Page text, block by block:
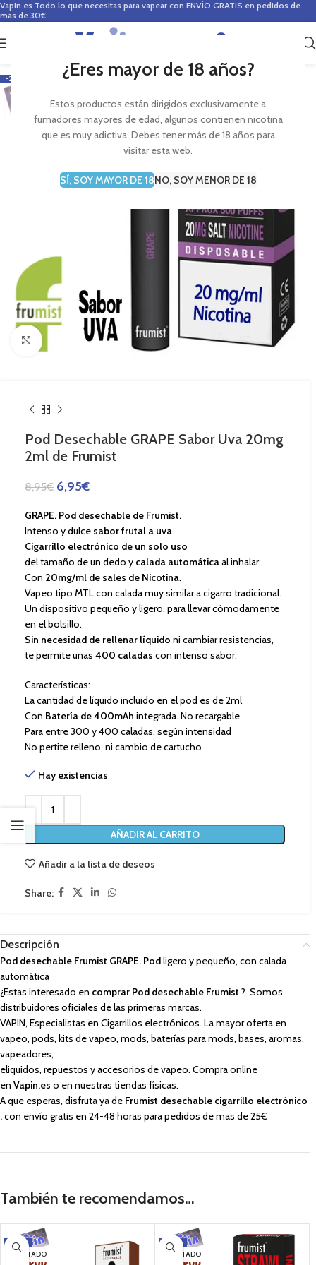
¿Eres mayor de 18 años?
Estos productos están dirigidos exclusivamente a
fumadores mayores de edad, algunos contienen nicotina
que es muy adictiva. Debes tener más de 18 años para
visitar esta web.
SÍ, SOY MAYOR DE 18NO, SOY MENOR DE 18
Vapin.es Todo lo que necesitas para vapear con ENVÍO GRATIS en pedidos de
mas de 30€
0
-22%
Haga Click para agrandar
Pod Desechable GRAPE Sabor Uva 20mg
2ml de Frumist
8,95€ 6,95€
GRAPE. Pod desechable de Frumist.
Intenso y dulce sabor frutal a uva
Cigarrillo electrónico de un solo uso
del tamaño de un dedo y calada automáticaal inhalar.
Con 20mg/ml de sales de Nicotina.
Vapeo tipo MTL con calada muy similar a cigarro tradicional.
Un dispositivo pequeño y ligero, para llevar cómodamente
en el bolsillo.
Sin necesidad de rellenar líquido ni cambiar resistencias,
te permite unas 400 caladas con intenso sabor.
Características:
La cantidad de líquido incluido en el pod es de 2ml
Con Batería de 400mAh integrada. No recargable
Para entre 300 y 400 caladas, según intensidad
No pertite relleno, ni cambio de cartucho
Hay existencias
AÑADIR AL CARRITO
Añadir a la lista de deseos
Share:
Descripción
Pod desechable Frumist GRAPE. Podligero y pequeño, con calada
automática
¿Estas interesado en comprar Pod desechable Frumist ? Somos
distribuidores oficiales de las primeras marcas.
VAPIN, Especialistas en Cigarrillos electrónicos. La mayor oferta en
vapeo, pods, kits de vapeo, mods, baterías para mods, bases, aromas,
vapeadores,
eliquidos, repuestos y accesorios de vapeo. Compra online
en Vapin.es o en nuestras tiendas físicas.
A que esperas, disfruta ya de Frumist desechable cigarrillo electrónico
,con envío gratis en 24-48 horas para pedidos de mas de 25€
También te recomendamos…
-22%
AGOTADO
-22%
AGOTADO